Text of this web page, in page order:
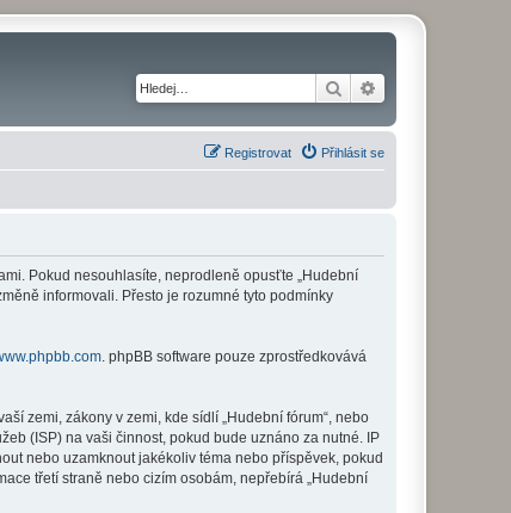
Hledat
Přihlásit se
Registrovat
Pokud nesouhlasíte, neprodleně opusťte „Hudební
informovali. Přesto je rozumné tyto podmínky
. phpBB software pouze zprostředkovává
zemi, zákony v zemi, kde sídlí „Hudební fórum“, nebo
(ISP) na vaši činnost, pokud bude uznáno za nutné. IP
nebo uzamknout jakékoliv téma nebo příspěvek, pokud
třetí straně nebo cizím osobám, nepřebírá „Hudební